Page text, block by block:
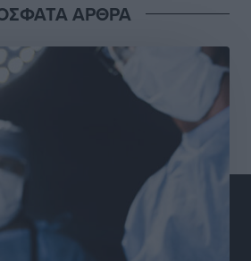
της ΕΕ η προστασία
νησί είναι ένας
στα Δωδεκάνησα
6 ώρες
ΑΡΘΡΑ